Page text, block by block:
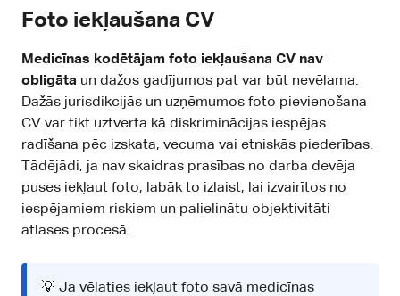
Foto iekļaušana CV
Medicīnas kodētājam foto iekļaušana CV nav
obligāta un dažos gadījumos pat var būt nevēlama.
Dažās jurisdikcijās un uzņēmumos foto pievienošana
CV var tikt uztverta kā diskriminācijas iespējas
radīšana pēc izskata, vecuma vai etniskās piederības.
Tādējādi, ja nav skaidras prasības no darba devēja
puses iekļaut foto, labāk to izlaist, lai izvairītos no
iespējamiem riskiem un palielinātu objektivitāti
atlases procesā.
💡 Ja vēlaties iekļaut foto savā medicīnas